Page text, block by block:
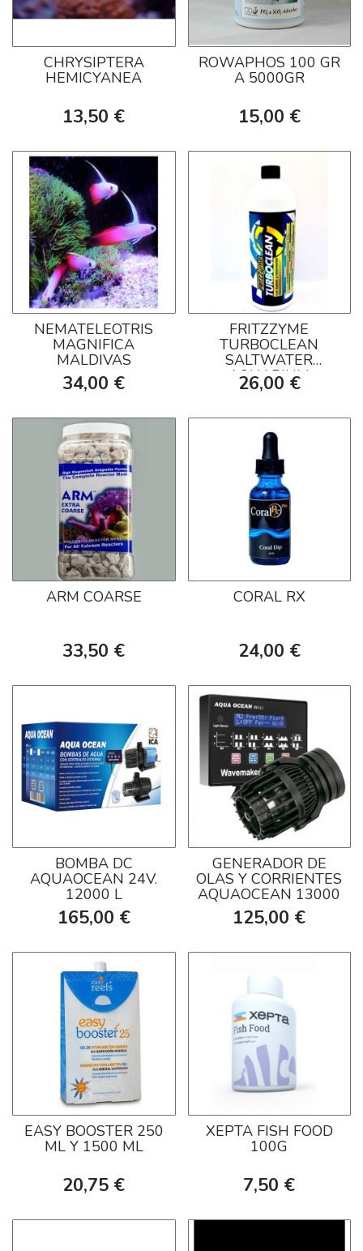
CHRYSIPTERA
HEMICYANEA
13,50 €
ROWAPHOS 100 GR
A 5000GR
15,00 €
NEMATELEOTRIS
MAGNIFICA
MALDIVAS
34,00 €
FRITZZYME
TURBOCLEAN
SALTWATER
AQUARIUM
CLEANER (DESDE
26,00 €
ARM COARSE
33,50 €
CORAL RX
24,00 €
BOMBA DC
AQUAOCEAN 24V.
12000 L
165,00 €
GENERADOR DE
OLAS Y CORRIENTES
AQUAOCEAN 13000
125,00 €
EASY BOOSTER 250
ML Y 1500 ML
20,75 €
XEPTA FISH FOOD
100G
7,50 €